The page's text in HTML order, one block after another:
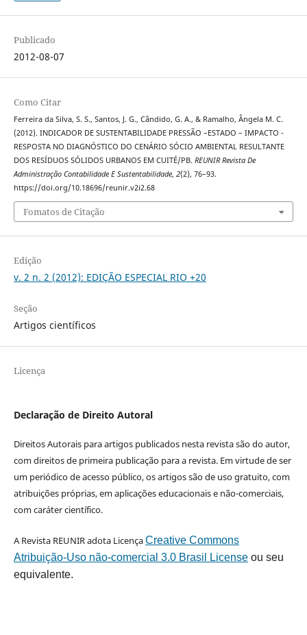
Publicado
2012-08-07
Como Citar
Ferreira da Silva, S. S., Santos, J. G., Cândido, G. A., & Ramalho, Ângela M. C.
(2012). INDICADOR DE SUSTENTABILIDADE PRESSÃO –ESTADO – IMPACTO -
RESPOSTA NO DIAGNÓSTICO DO CENÁRIO SÓCIO AMBIENTAL RESULTANTE
DOS RESÍDUOS SÓLIDOS URBANOS EM CUITÉ/PB. REUNIR Revista De
Administração Contabilidade E Sustentabilidade, 2(2), 76–93.
https://doi.org/10.18696/reunir.v2i2.68
Fomatos de Citação
Edição
v. 2 n. 2 (2012): EDIÇÃO ESPECIAL RIO +20
Seção
Artigos científicos
Licença
Declaração de Direito Autoral
Direitos Autorais para artigos publicados nesta revista são do autor,
com direitos de primeira publicação para a revista. Em virtude de ser
um periódico de acesso público, os artigos são de uso gratuito, com
atribuições próprias, em aplicações educacionais e não-comerciais,
com caráter científico.
A Revista REUNIR adota LicençaCreative Commons
Atribuição-Uso não-comercial 3.0 Brasil Licenseou seu
equivalente.